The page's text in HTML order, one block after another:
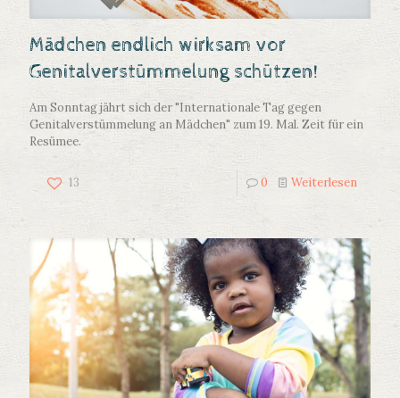
Mädchen endlich wirksam vor
Genitalverstümmelung schützen!
Am Sonntag jährt sich der "Internationale Tag gegen
Genitalverstümmelung an Mädchen" zum 19. Mal. Zeit für ein
Resümee.
13 0 Weiterlesen